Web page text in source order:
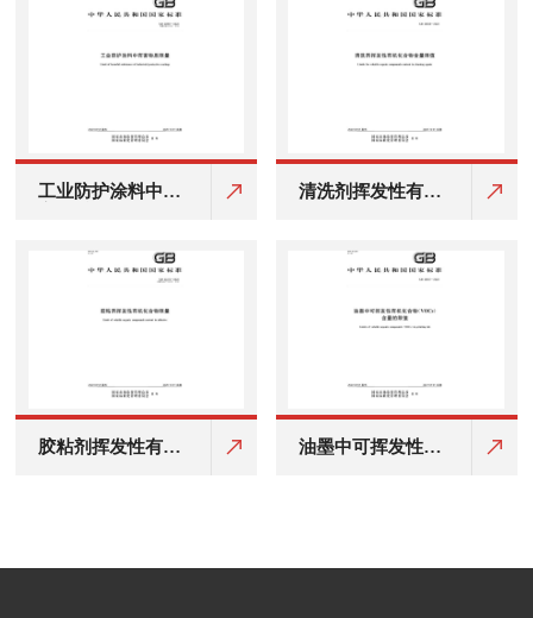
工业防护涂料中有
清洗剂挥发性有机
胶粘剂挥发性有机
油墨中可挥发性有